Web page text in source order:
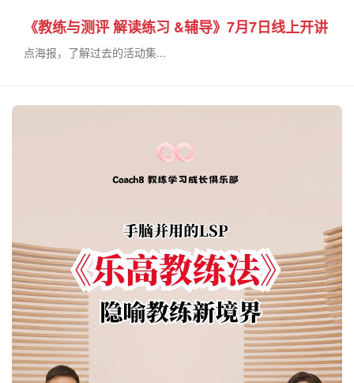
《教练与测评 解读练习 &辅导》7月7日线上开讲
点海报，了解过去的活动集...